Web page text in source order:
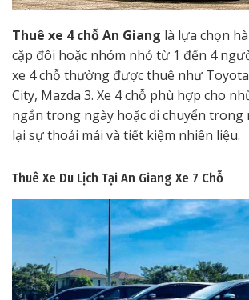
Thuê xe 4 chỗ An Giang là lựa chọn
cặp đôi hoặc nhóm nhỏ từ 1 đến 4
xe 4 chỗ thường được thuê như
City, Mazda 3. Xe 4 chỗ phù hợp cho
ngắn trong ngày hoặc di chuyển trong
lại sự thoải mái và tiết kiệm nhiên liệu.
Thuê Xe Du Lịch Tại An Giang Xe 7 Chỗ